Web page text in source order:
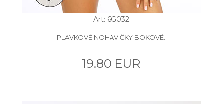
Art: 6G032
PLAVKOVÉ NOHAVIČKY BOKOVÉ.
19.80 EUR